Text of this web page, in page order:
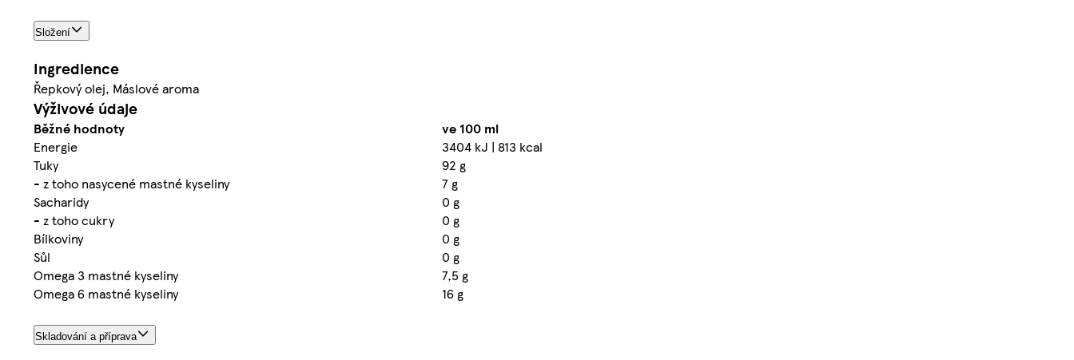
Složení
Ingredience
Řepkový olej, Máslové aroma
Výživové údaje
Běžné hodnoty
ve 100 ml
Energie
3404 kJ | 813 kcal
Tuky
92 g
- z toho nasycené mastné kyseliny
7 g
Sacharidy
0 g
- z toho cukry
0 g
Bílkoviny
0 g
Sůl
0 g
Omega 3 mastné kyseliny
7,5 g
Omega 6 mastné kyseliny
16 g
Skladování a příprava